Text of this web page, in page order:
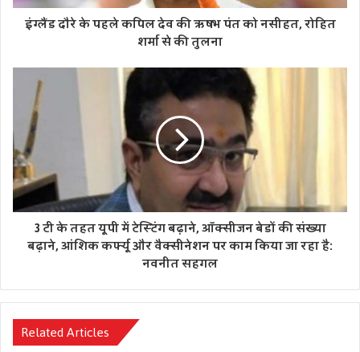
इंग्लैंड दौरे के पहले कपिल देव की ऋषभ पंत को नसीहत, रोहित
शर्मा से की तुलना
3 टी के तहत यूपी में टेस्टिंग बढ़ाने, ऑक्सीजन बेडों की संख्या
बढ़ाने, आंशिक कर्फ्यू और वैक्सीनेशन पर काम किया जा रहा है:
नवनीत सहगल
Related Articles